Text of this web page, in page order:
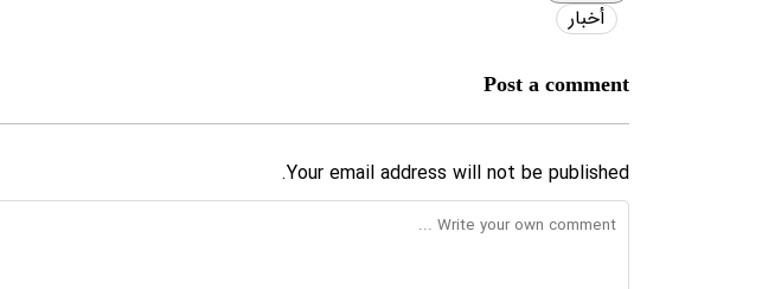
أخبار
Post a comment
Your email address will not be published.